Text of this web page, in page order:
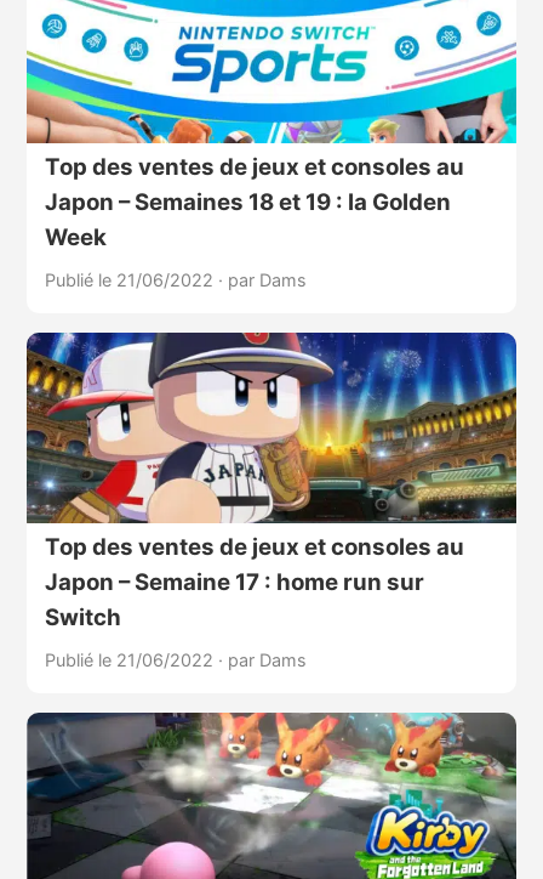
Top des ventes de jeux et consoles au
Japon – Semaines 18 et 19 : la Golden
Week
Publié le 21/06/2022 · par Dams
Top des ventes de jeux et consoles au
Japon – Semaine 17 : home run sur
Switch
Publié le 21/06/2022 · par Dams